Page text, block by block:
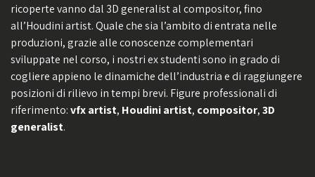
ricoperte vanno dal 3D generalist al compositor, fino
all’Houdini artist. Quale che sia l’ambito di entrata nelle
produzioni, grazie alle conoscenze complementari
sviluppate nel corso, i nostri ex studenti sono in grado di
cogliere appieno le dinamiche dell’industria e di raggiungere
posizioni di rilievo in tempi brevi. Figure professionali di
riferimento:vfx artist, Houdini artist, compositor,3D
generalist.